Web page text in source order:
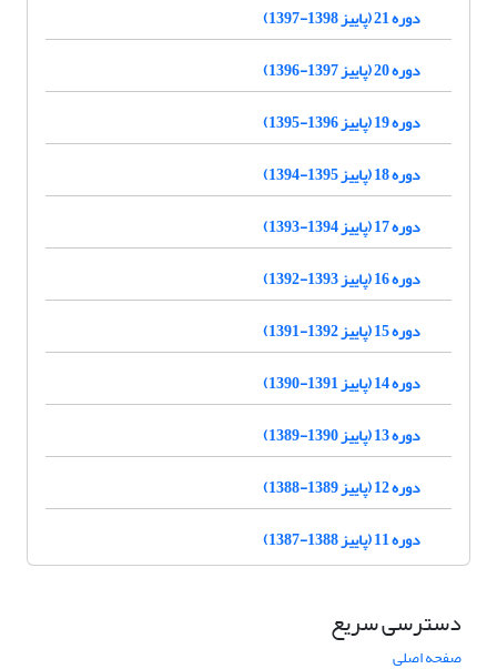
دوره 21 (پاییز 1398-1397)
دوره 20 (پاییز 1397-1396)
دوره 19 (پاییز 1396-1395)
دوره 18 (پاییز 1395-1394)
دوره 17 (پاییز 1394-1393)
دوره 16 (پاییز 1393-1392)
دوره 15 (پاییز 1392-1391)
دوره 14 (پاییز 1391-1390)
دوره 13 (پاییز 1390-1389)
دوره 12 (پاییز 1389-1388)
دوره 11 (پاییز 1388-1387)
دسترسی سریع
صفحه اصلی